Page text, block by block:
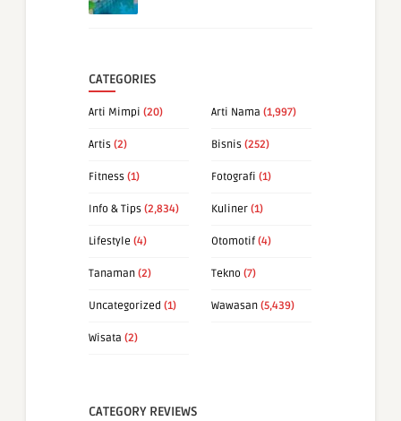
CATEGORIES
Arti Mimpi (20) Arti Nama (1,997)
Artis (2) Bisnis (252)
Fitness (1) Fotografi (1)
Info & Tips (2,834) Kuliner (1)
Lifestyle (4) Otomotif (4)
Tanaman (2) Tekno (7)
Uncategorized (1) Wawasan (5,439)
Wisata (2)
CATEGORY REVIEWS